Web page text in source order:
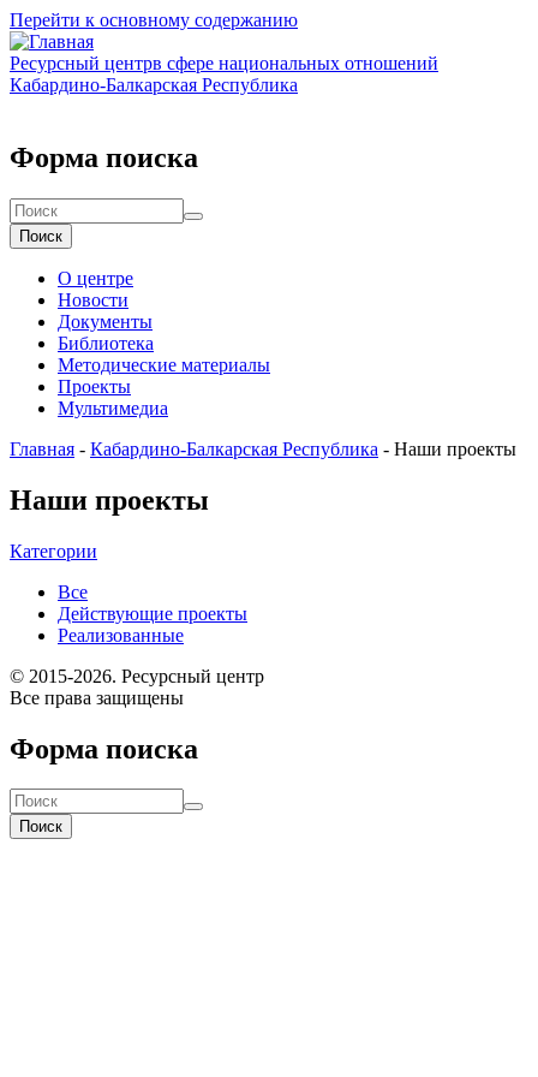
Перейти к основному содержанию
Ресурсный центрв сфере национальных отношений
Кабардино-Балкарская Республика
Форма поиска
Поиск
О центре
Новости
Документы
Библиотека
Методические материалы
Проекты
Мультимедиа
Главная - Кабардино-Балкарская Республика - Наши проекты
Наши проекты
Категории
Все
Действующие проекты
Реализованные
© 2015-2026. Ресурсный центр
Все права защищены
Форма поиска
Поиск